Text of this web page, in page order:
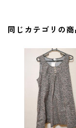
同じカテゴリの商